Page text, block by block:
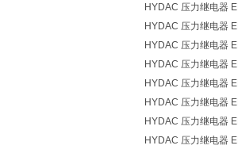
HYDAC 压力继电器
HYDAC 压力继电器
HYDAC 压力继电器
HYDAC 压力继电器
HYDAC 压力继电器
HYDAC 压力继电器
HYDAC 压力继电器
HYDAC 压力继电器